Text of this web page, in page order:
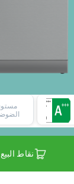
نقاط البيع